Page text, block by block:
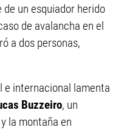
un esquiador herido
de avalancha en el
a dos personas,
e internacional lamenta
Buzzeiro, un
la montaña en